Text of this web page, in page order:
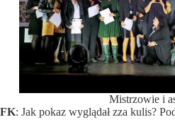
Mistrzowie i
FK: Jak pokaz wyglądał zza kulis?